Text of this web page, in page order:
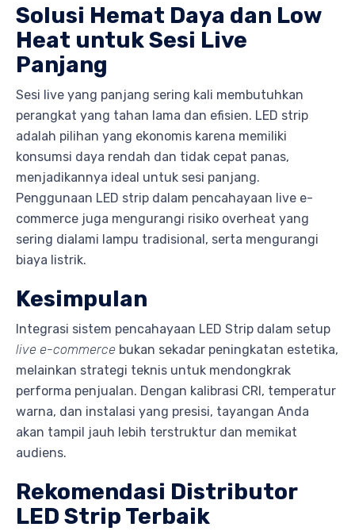
Solusi Hemat Daya dan Low
Heat untuk Sesi Live
Panjang
Sesi live yang panjang sering kali membutuhkan
perangkat yang tahan lama dan efisien. LED strip
adalah pilihan yang ekonomis karena memiliki
konsumsi daya rendah dan tidak cepat panas,
menjadikannya ideal untuk sesi panjang.
Penggunaan LED strip dalam pencahayaan live e-
commerce juga mengurangi risiko overheat yang
sering dialami lampu tradisional, serta mengurangi
biaya listrik.
Kesimpulan
Integrasi sistem pencahayaan LED Strip dalam setup
live e-commerce bukan sekadar peningkatan estetika,
melainkan strategi teknis untuk mendongkrak
performa penjualan. Dengan kalibrasi CRI, temperatur
warna, dan instalasi yang presisi, tayangan Anda
akan tampil jauh lebih terstruktur dan memikat
audiens.
Rekomendasi Distributor
LED Strip Terbaik